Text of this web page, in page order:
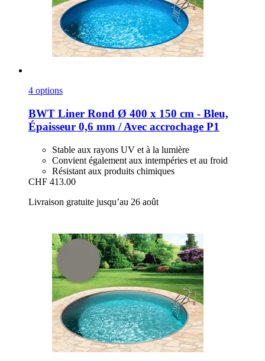
4 options
BWT Liner Rond Ø 400 x 150 cm -​ Bleu,
Épaisseur 0,6 mm / Avec accrochage P1
Stable aux rayons UV et à la lumière
Convient également aux intempéries et au froid
Résistant aux produits chimiques
CHF 413.00
Livraison gratuite jusqu’au 26 août